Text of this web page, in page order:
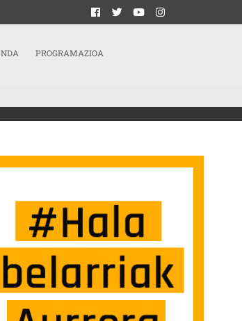
PROGRAMAZIOA